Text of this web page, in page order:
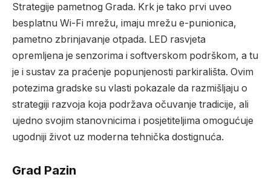
Strategije pametnog Grada. Krk je tako prvi uveo
besplatnu Wi-Fi mrežu, imaju mrežu e-punionica,
pametno zbrinjavanje otpada. LED rasvjeta
opremljena je senzorima i softverskom podrškom, a tu
je i sustav za praćenje popunjenosti parkirališta. Ovim
potezima gradske su vlasti pokazale da razmišljaju o
strategiji razvoja koja podržava očuvanje tradicije, ali
ujedno svojim stanovnicima i posjetiteljima omogućuje
ugodniji život uz moderna tehnička dostignuća.
Grad Pazin